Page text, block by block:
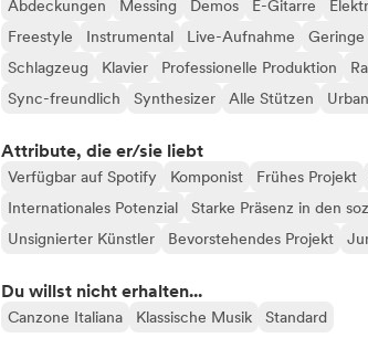
Abdeckungen
Messing Demos E-Gitarre
Freestyle
Instrumental Live-Aufnahme
Schlagzeug
Klavier Professionelle Produktion
Sync-freundlich
Synthesizer Alle Stützen
Attribute, die er/sie liebt
Verfügbar auf Spotify Komponist Frühes Projekt
Internationales Potenzial
Starke Präsenz in den
Unsignierter Künstler
Bevorstehendes Projekt
Du willst nicht erhalten...
Canzone Italiana Klassische Musik Standard